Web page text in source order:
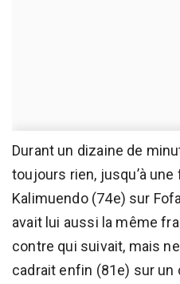
Durant un dizaine de
toujours rien, jusqu’à
Kalimuendo (74e) sur
avait lui aussi la même
contre qui suivait, mais
cadrait enfin (81e) sur un